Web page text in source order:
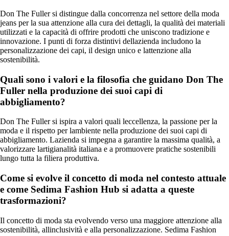
Don The Fuller si distingue dalla concorrenza nel settore della moda
jeans per la sua attenzione alla cura dei dettagli, la qualità dei materiali
utilizzati e la capacità di offrire prodotti che uniscono tradizione e
innovazione. I punti di forza distintivi dellazienda includono la
personalizzazione dei capi, il design unico e lattenzione alla
sostenibilità.
Quali sono i valori e la filosofia che guidano Don The
Fuller nella produzione dei suoi capi di
abbigliamento?
Don The Fuller si ispira a valori quali leccellenza, la passione per la
moda e il rispetto per lambiente nella produzione dei suoi capi di
abbigliamento. Lazienda si impegna a garantire la massima qualità, a
valorizzare lartigianalità italiana e a promuovere pratiche sostenibili
lungo tutta la filiera produttiva.
Come si evolve il concetto di moda nel contesto attuale
e come Sedima Fashion Hub si adatta a queste
trasformazioni?
Il concetto di moda sta evolvendo verso una maggiore attenzione alla
sostenibilità, allinclusività e alla personalizzazione. Sedima Fashion